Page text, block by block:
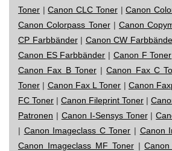
Toner |Canon CLC Toner|Canon
Canon Colorpass Toner| Canon
CP Farbbänder| Canon CW
Canon ES Farbbänder | Canon F Toner
Canon Fax B Toner|Canon Fax C
Toner | Canon Fax L Toner | Canon
FC Toner | Canon Fileprint Toner |
Patronen | Canon I-Sensys Toner|
| Canon Imageclass C Toner | Canon
Canon Imageclass MF Toner|